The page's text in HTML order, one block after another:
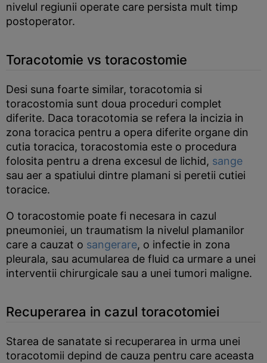
nivelul regiunii operate care persista mult timp
postoperator.
Toracotomie vs toracostomie
Desi suna foarte similar, toracotomia si
toracostomia sunt doua proceduri complet
diferite. Daca toracotomia se refera la incizia in
zona toracica pentru a opera diferite organe din
cutia toracica, toracostomia este o procedura
folosita pentru a drena excesul de lichid, sange
sau aer a spatiului dintre plamani si peretii cutiei
toracice.
O toracostomie poate fi necesara in cazul
pneumoniei, un traumatism la nivelul plamanilor
care a cauzat o sangerare, o infectie in zona
pleurala, sau acumularea de fluid ca urmare a unei
interventii chirurgicale sau a unei tumori maligne.
Recuperarea in cazul toracotomiei
Starea de sanatate si recuperarea in urma unei
toracotomii depind de cauza pentru care aceasta